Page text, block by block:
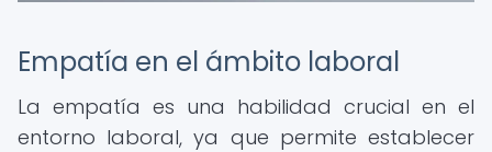
Empatía en el ámbito laboral
La empatía es una habilidad crucial en el
entorno laboral, ya que permite establecer